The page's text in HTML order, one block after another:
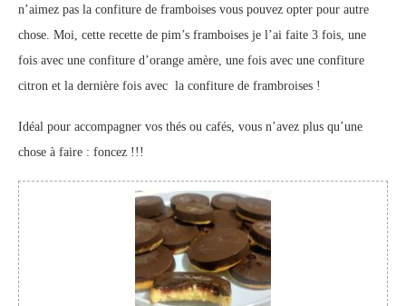
n’aimez pas la confiture de framboises vous pouvez opter pour autre
chose. Moi, cette recette de pim’s framboises je l’ai faite 3 fois, une
fois avec une confiture d’orange amère, une fois avec une confiture
citron et la dernière fois avec la confiture de frambroises !
Idéal pour accompagner vos thés ou cafés, vous n’avez plus qu’une
chose à faire : foncez !!!